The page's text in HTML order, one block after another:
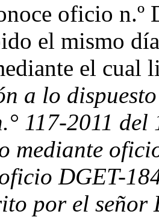
oficio n.º
el mismo
el cual
a lo
117-2011 del
mediante
DGET-
por el señor